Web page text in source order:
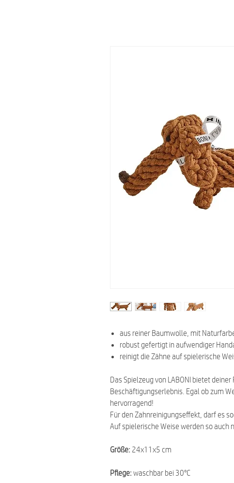
aus reiner Baumwolle, mit
robust gefertigt in aufwendiger
reinigt die Zähne auf spielerische
Das Spielzeug von LABONI bietet
Beschäftigungserlebnis. Egal ob zum
hervorragend!
Für den Zahnreinigungseffekt, darf es
Auf spielerische Weise werden so auch
Größe: 24x11x5 cm
Pflege: waschbar bei 30°C